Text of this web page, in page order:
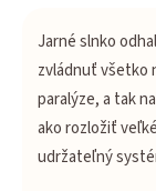
Jarné slnko
zvládnuť všetko
paralýze, a tak
ako rozložiť
udržateľný